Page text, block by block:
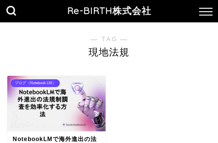
Re-BIRTH株式会社
― TAG ―
現地法規
ブログ（Notebook LM）
NotebookLMで海外進出の法